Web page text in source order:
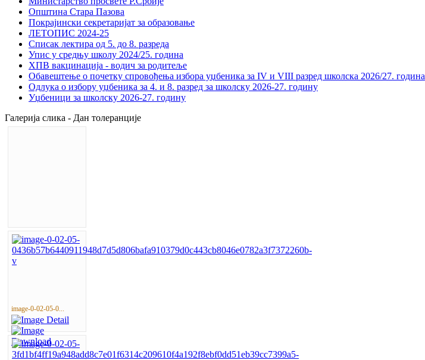
Општина Стара Пазова
Покрајински секретаријат за образовање
ЛЕТОПИС 2024-25
Списак лектира од 5. до 8. разреда
Упис у средњу школу 2024/25. година
ХПВ вакцинација - водич за родитеље
Обавештење о почетку спровођења избора уџбеника за IV и VIII разред школска 2026/27. година
Одлука о избору уџбеника за 4. и 8. разред за школску 2026-27. годину
Уџбеници за школску 2026-27. годину
Галерија слика - Дан толеранције
image-0-02-05-0...